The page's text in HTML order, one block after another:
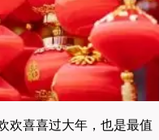
欢喜喜过大年，也是最值